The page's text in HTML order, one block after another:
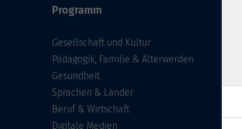
Programm
Gesellschaft und Kultur
Pädagogik, Familie & Älterwerden
Gesundheit
Sprachen & Länder
Beruf & Wirtschaft
Digitale Medien